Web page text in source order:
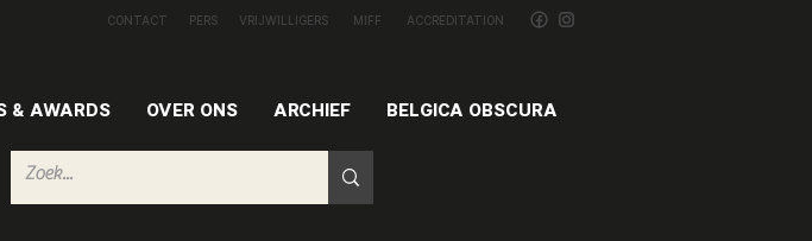
CONTACT PERS VRIJWILLIGERS MIFF ACCREDITATION
& AWARDS OVER ONS ARCHIEF BELGICA OBSCURA